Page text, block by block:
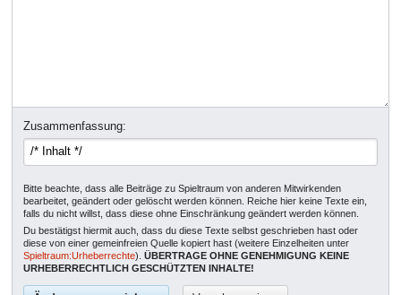
Zusammenfassung:
Bitte beachte, dass alle Beiträge zu Spieltraum von anderen Mitwirkenden
bearbeitet, geändert oder gelöscht werden können. Reiche hier keine Texte ein,
falls du nicht willst, dass diese ohne Einschränkung geändert werden können.
Du bestätigst hiermit auch, dass du diese Texte selbst geschrieben hast oder
diese von einer gemeinfreien Quelle kopiert hast (weitere Einzelheiten unter
Spieltraum:Urheberrechte).ÜBERTRAGE OHNE GENEHMIGUNG KEINE
URHEBERRECHTLICH GESCHÜTZTEN INHALTE!